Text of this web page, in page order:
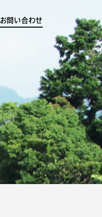
お問い合わせ